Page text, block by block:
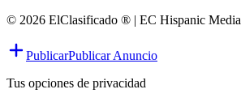
© 2026 ElClasificado ® | EC Hispanic Media
PublicarPublicar Anuncio
Tus opciones de privacidad